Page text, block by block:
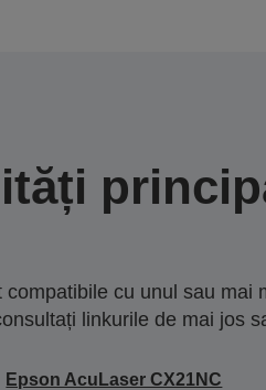
cu unul sau
linkurile de mai jos
Epson AcuLaser CX21NC